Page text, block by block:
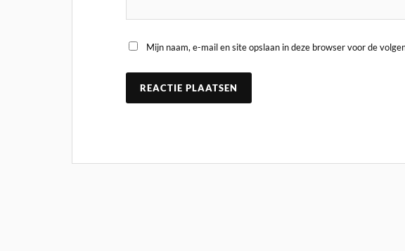
Mijn naam, e-mail en site opslaan in deze browser voor de